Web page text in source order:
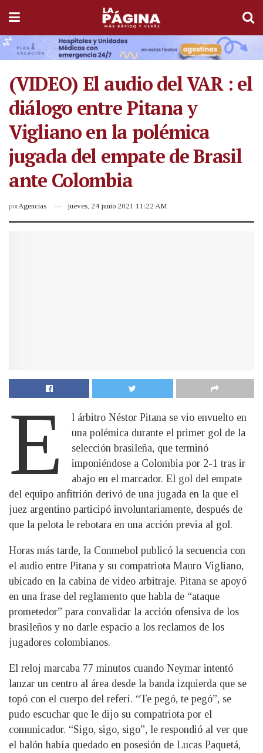
(VIDEO) El audio del VAR : el
diálogo entre Pitana y
Vigliano en la polémica
jugada del empate de Brasil
ante Colombia
porAgencias jueves, 24 junio 2021 11:22 AM
E
l árbitro Néstor Pitana se vio envuelto en
una polémica durante el primer gol de la
selección brasileña, que terminó
imponiéndose a Colombia por 2-1 tras ir
abajo en el marcador. El gol del empate
del equipo anfitrión derivó de una jugada en la que el
juez argentino participó involuntariamente, después de
que la pelota le rebotara en una acción previa al gol.
Horas más tarde, la Conmebol publicó la secuencia con
el audio entre Pitana y su compatriota Mauro Vigliano,
ubicado en la cabina de video arbitraje. Pitana se apoyó
en una frase del reglamento que habla de “ataque
prometedor” para convalidar la acción ofensiva de los
brasileños y no darle espacio a los reclamos de los
jugadores colombianos.
El reloj marcaba 77 minutos cuando Neymar intentó
lanzar un centro al área desde la banda izquierda que se
topó con el cuerpo del referí. “Te pegó, te pegó”, se
pudo escuchar que le dijo su compatriota por el
comunicador. “Sigo, sigo, sigo”, le respondió al ver que
el balón había quedado en posesión de Lucas Paquetá,